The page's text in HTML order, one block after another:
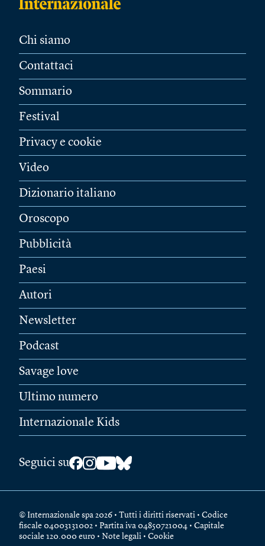
Chi siamo
Contattaci
Sommario
Festival
Privacy e cookie
Video
Dizionario italiano
Oroscopo
Pubblicità
Paesi
Autori
Newsletter
Podcast
Savage love
Ultimo numero
Internazionale Kids
Seguici su
© Internazionale spa 2026 • Tutti i diritti riservati • Codice
fiscale 04003131002 • Partita iva 04850721004 • Capitale
sociale 120.000 euro • Note legali • Cookie